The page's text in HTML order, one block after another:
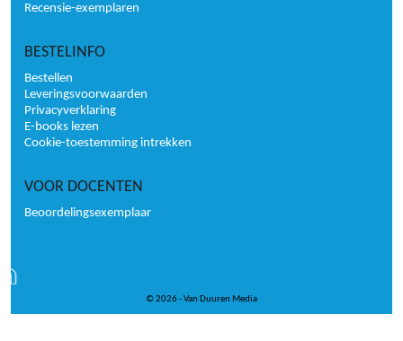
Recensie-exemplaren
BESTELINFO
Bestellen
Leveringsvoorwaarden
Privacyverklaring
E-books lezen
Cookie-toestemming intrekken
VOOR DOCENTEN
Beoordelingsexemplaar
© 2026 - Van Duuren Media